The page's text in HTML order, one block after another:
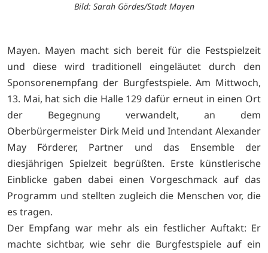
Bild: Sarah Gördes/Stadt Mayen
Mayen. Mayen macht sich bereit für die Festspielzeit
und diese wird traditionell eingeläutet durch den
Sponsorenempfang der Burgfestspiele. Am Mittwoch,
13. Mai, hat sich die Halle 129 dafür erneut in einen Ort
der Begegnung verwandelt, an dem
Oberbürgermeister Dirk Meid und Intendant Alexander
May Förderer, Partner und das Ensemble der
diesjährigen Spielzeit begrüßten. Erste künstlerische
Einblicke gaben dabei einen Vorgeschmack auf das
Programm und stellten zugleich die Menschen vor, die
es tragen.
Der Empfang war mehr als ein festlicher Auftakt: Er
machte sichtbar, wie sehr die Burgfestspiele auf ein